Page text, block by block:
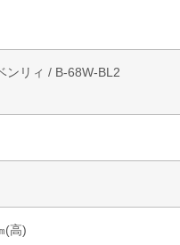
ンリィ / B-68W-BL2
(高)